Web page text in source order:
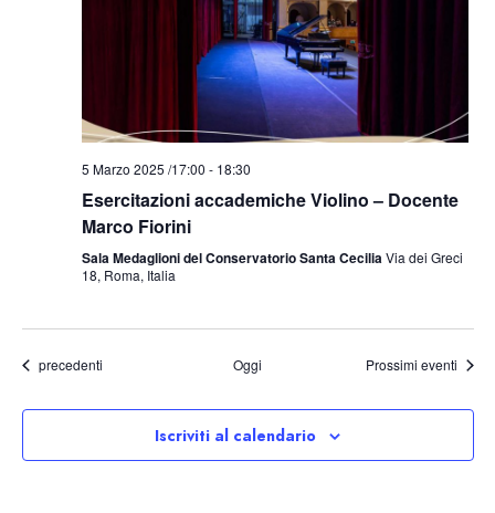
5 Marzo 2025 /17:00 - 18:30
Esercitazioni accademiche Violino – Docente
Marco Fiorini
Sala Medaglioni del Conservatorio Santa CeciliaVia dei Greci
18, Roma, Italia
Eventi
precedenti Oggi Prossimi eventi
Iscriviti al calendario